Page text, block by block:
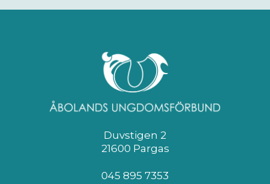
Duvstigen 2
21600 Pargas
045 895 7353